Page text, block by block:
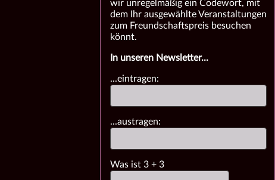
wir unregelmäßig ein Codewort, mit
dem Ihr ausgewählte Veranstaltungen
zum Freundschaftspreis besuchen
könnt.
In unseren Newsletter...
...eintragen:
...austragen:
Was ist3 + 3